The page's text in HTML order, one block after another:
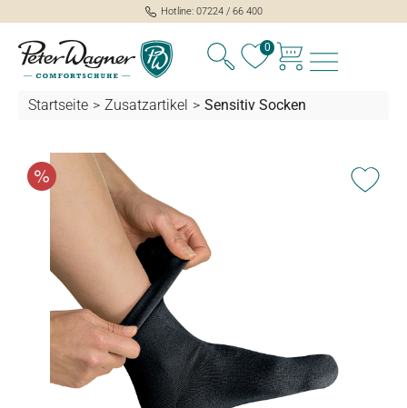
springen
Hotline: 07224 / 66 400
0
Startseite > Zusatzartikel > Sensitiv Socken
Bildergalerie überspringen